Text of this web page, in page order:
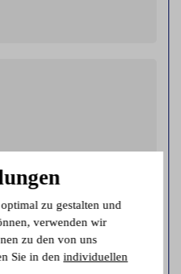
zu gestalten und
verwenden wir
zu den von uns
Sie in denindividuellen